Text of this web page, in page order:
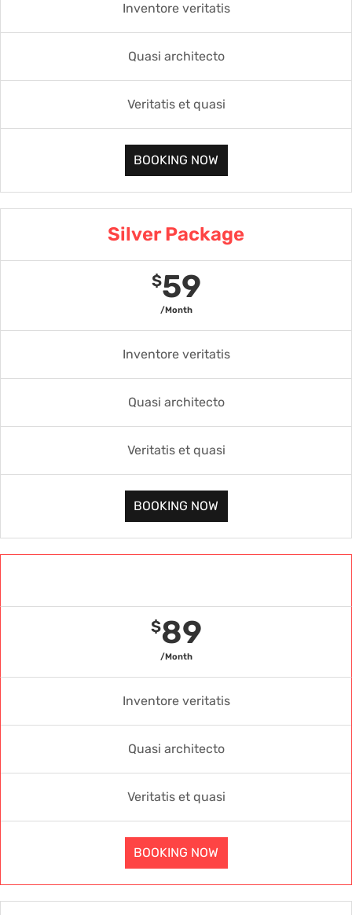
Inventore veritatis
Quasi architecto
Veritatis et quasi
BOOKING NOW
Silver Package
$59
/Month
Inventore veritatis
Quasi architecto
Veritatis et quasi
BOOKING NOW
$89
/Month
Inventore veritatis
Quasi architecto
Veritatis et quasi
BOOKING NOW